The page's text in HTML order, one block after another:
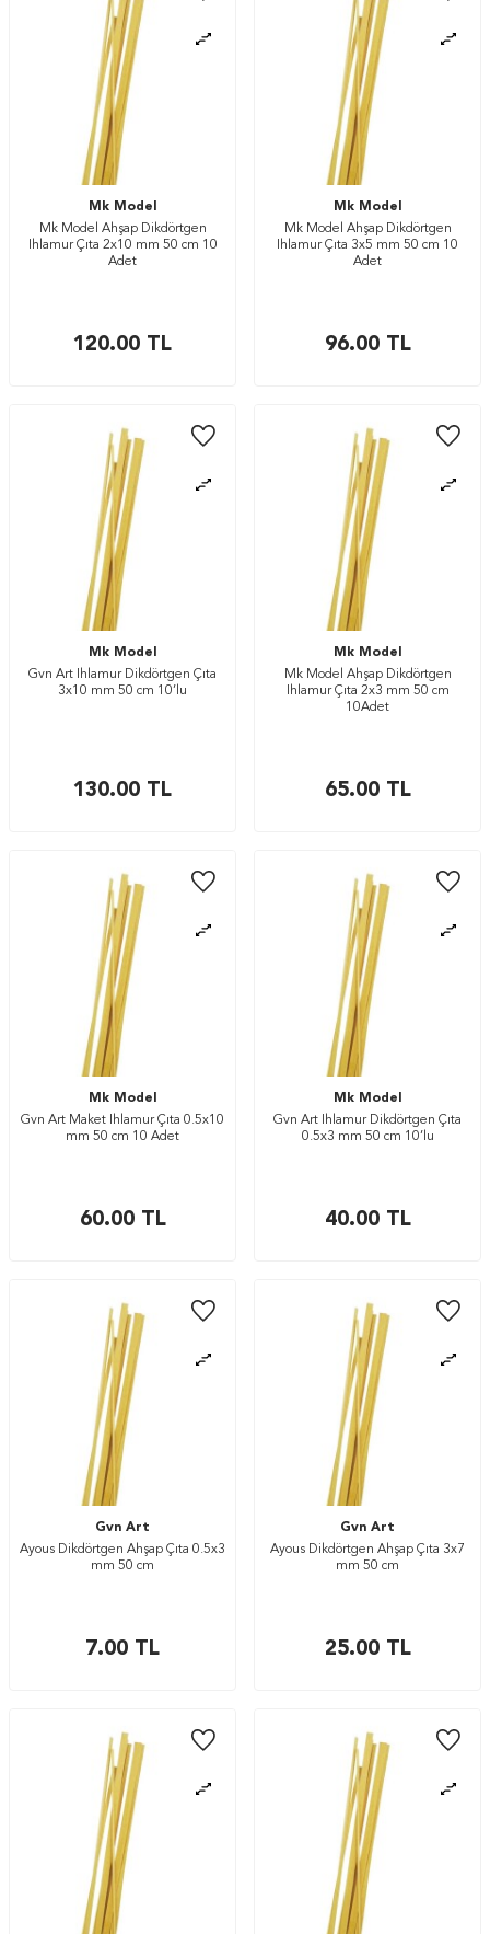
Mk Model
Mk Model Ahşap Dikdörtgen
Ihlamur Çıta 2x10 mm 50 cm 10
Adet
120.00 TL
Mk Model
Mk Model Ahşap Dikdörtgen
Ihlamur Çıta 3x5 mm 50 cm 10
Adet
96.00TL
Mk Model
Gvn Art Ihlamur Dikdörtgen Çıta
3x10 mm 50 cm 10’lu
130.00 TL
Mk Model
Mk Model Ahşap Dikdörtgen
Ihlamur Çıta 2x3 mm 50 cm
10Adet
65.00TL
Mk Model
Gvn Art Maket Ihlamur Çıta 0.5x10
mm 50 cm 10 Adet
60.00TL
Mk Model
Gvn Art Ihlamur Dikdörtgen Çıta
0.5x3 mm 50 cm 10’lu
40.00TL
Gvn Art
Ayous Dikdörtgen Ahşap Çıta 0.5x3
mm 50 cm
7.00 TL
Gvn Art
Ayous Dikdörtgen Ahşap Çıta 3x7
mm 50 cm
25.00TL